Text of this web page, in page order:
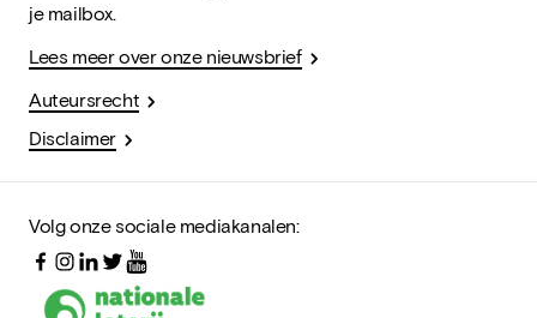
je mailbox.
Lees meer over onze nieuwsbrief
Auteursrecht
Disclaimer
Volg onze sociale mediakanalen: